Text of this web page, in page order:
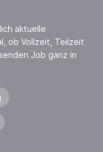
aktuelle
ob Vollzeit, Teilzeit
Job ganz in